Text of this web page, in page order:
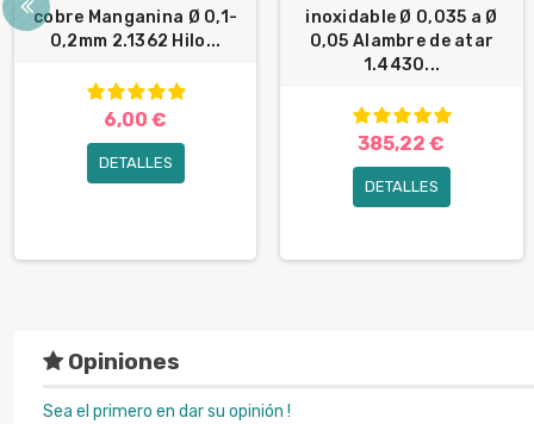
cobre Manganina Ø 0,1-
0,2mm 2.1362 Hilo...
6,00 €
DETALLES
inoxidable Ø 0,035 a Ø
0,05 Alambre de atar
1.4430...
385,22 €
DETALLES
Opiniones
Sea el primero en dar su opinión !